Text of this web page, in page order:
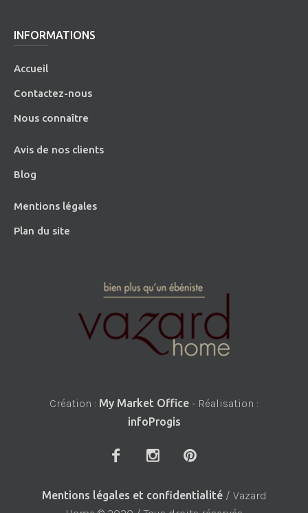
INFORMATIONS
Accueil
Contactez-nous
Nous connaître
Avis de nos clients
Blog
Mentions légales
Plan du site
Création : My Market Office - Réalisation :
infoProgis
Mentions légales et confidentialité/ Vazard